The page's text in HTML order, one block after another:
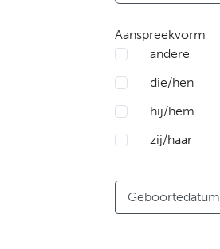
Aanspreekvorm
andere
die/hen
hij/hem
zij/haar
Geboortedatum